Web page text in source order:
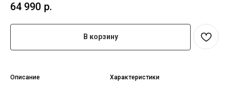
64 990 р.
В корзину
Описание Характеристики